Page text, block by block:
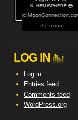
the moon
LOG IN
Log in
Entries feed
Comments feed
WordPress.org